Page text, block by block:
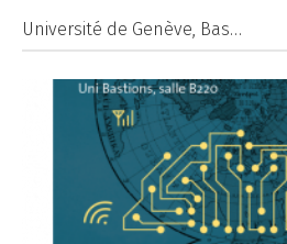
Université de Genève, Bas…